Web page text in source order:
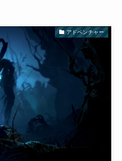
アドベンチャー